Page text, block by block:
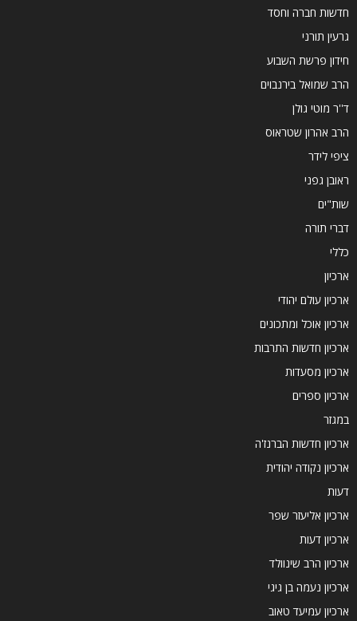
חדשות חברה וחסד
גרעין תורני
חידון פרשת השבוע
הרב שמואל בירנבוים
ד''ר מוטי גולן
הרב אהרון שטראוס
ציפי לידר
ראובן גפני
שות"ים
דברי תורה
כללי
ארכיון
ארכיון עולם יהודי
ארכיון אוכל ומתכונים
ארכיון חדשות התרבות
ארכיון מסעדות
ארכיון ספרים
במגזר
ארכיון חדשות הברנז'ה
ארכיון נקודה יהודית
דעות
ארכיון אליעזר שפר
ארכיון דעות
ארכיון הרב שינוולד
ארכיון נעמה בן גיגי
ארכיון עמיעד טאוב